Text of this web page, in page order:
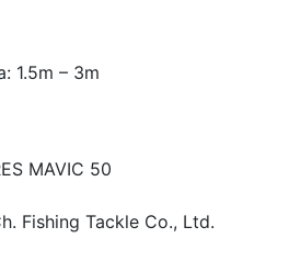
1.5m – 3m
MAVIC 50
Fishing Tackle Co., Ltd.